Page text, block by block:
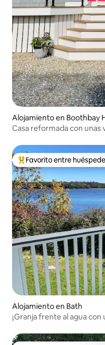
Alojamiento en Boothbay
Casa reformada con unas
Favorito entre los
Favorito entre
Alojamiento en Bath
¡Granja frente al agua